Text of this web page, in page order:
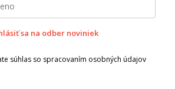
sa na odber noviniek
súhlas so spracovaním osobných údajov